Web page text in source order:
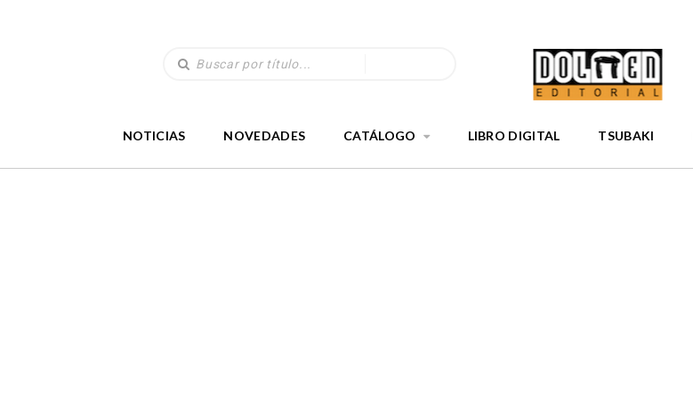
NOTICIAS NOVEDADES CATÁLOGO LIBRO DIGITAL TSUBAKI